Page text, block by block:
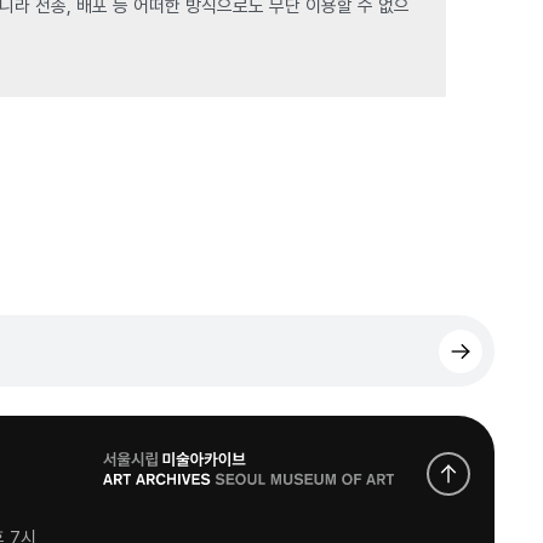
라 전송, 배포 등 어떠한 방식으로도 무단 이용할 수 없으
로
고